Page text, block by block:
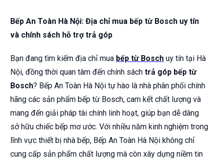
Bếp An Toàn Hà Nội: Địa chỉ mua bếp từ Bosch uy tín
và chính sách hỗ trợ trả góp
Bạn đang tìm kiếm địa chỉ mua bếp từ Bosch uy tín tại Hà
Nội, đồng thời quan tâm đến chính sách trả góp bếp từ
Bosch? Bếp An Toàn Hà Nội tự hào là nhà phân phối chính
hãng các sản phẩm bếp từ Bosch, cam kết chất lượng và
mang đến giải pháp tài chính linh hoạt, giúp bạn dễ dàng
sở hữu chiếc bếp mơ ước. Với nhiều năm kinh nghiệm trong
lĩnh vực thiết bị nhà bếp, Bếp An Toàn Hà Nội không chỉ
cung cấp sản phẩm chất lượng mà còn xây dựng niềm tin